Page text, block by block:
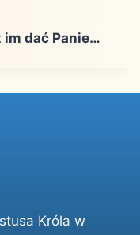
dać Panie…
Króla w